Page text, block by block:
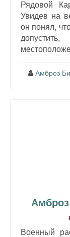
Рядовой
Увидев на
он понял,
Амброз
Военный